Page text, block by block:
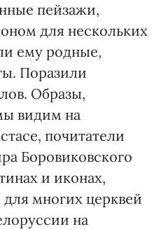
пейзажи,
для нескольких
ему родные,
Поразили
Образы,
видим на
почитатели
Боровиковского
и иконах,
многих церквей
на